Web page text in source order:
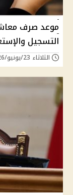
التسجيل
الثلاثاء 23/يونيو/2026 - 04:00 م